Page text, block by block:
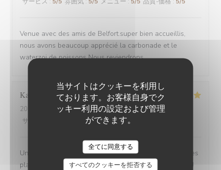
当サイトはクッキーを利用し
ております。お客様自身でク
ッキー利用の設定および管理
ができます。
全てに同意する
すべてのクッキーを拒否する
Venue avec des amis de Belfort.super bien accueillis,
nous avons beaucoup apprécié la carbonade et le
waterzoi de poissons Nous reviendrons
Karine
2025-08-30
- 21:15 - ゲスト 4
サービス
:5/5 メニュー:
Une adresse a absolument découvrir ! Une ambiance,des
plats tous délicieux,un personnel attentionné et réactif !!